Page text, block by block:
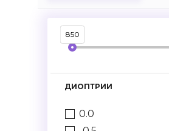
850
ДИОПТРИИ
0.0